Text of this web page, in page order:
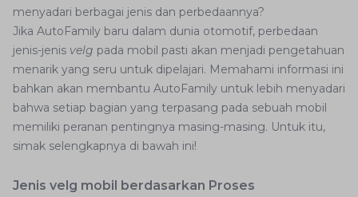
menyadari berbagai jenis dan perbedaannya?
Jika AutoFamily baru dalam dunia otomotif, perbedaan
jenis-jenis velg pada mobil pasti akan menjadi pengetahuan
menarik yang seru untuk dipelajari. Memahami informasi ini
bahkan akan membantu AutoFamily untuk lebih menyadari
bahwa setiap bagian yang terpasang pada sebuah mobil
memiliki peranan pentingnya masing-masing. Untuk itu,
simak selengkapnya di bawah ini!
Jenis velg mobil berdasarkan Proses